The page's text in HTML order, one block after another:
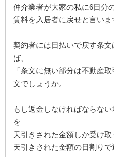
仲介業者が大家の私に6日分
賃料を入居者に戻せと言いま
契約者には日払いで戻す条
ば、
「条文に無い部分は不動産
文でしょうか。
もし返金しなければならな
を
天引きされた金額しか受け取
天引きされた金額の日割りで